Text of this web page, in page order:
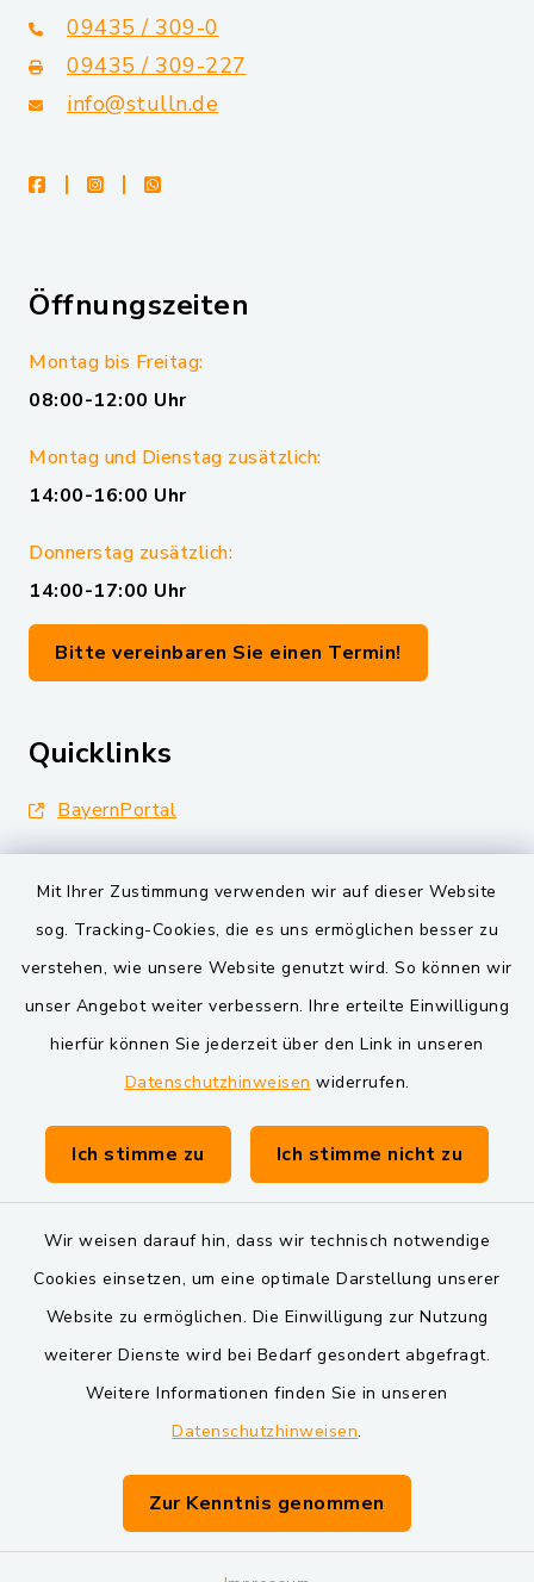
Mit Ihrer Zustimmung verwenden wir auf dieser Website
sog. Tracking-Cookies, die es uns ermöglichen besser zu
verstehen, wie unsere Website genutzt wird. So können wir
unser Angebot weiter verbessern. Ihre erteilte Einwilligung
hierfür können Sie jederzeit über den Link in unseren
Datenschutzhinweisen widerrufen.
Ich stimme zu Ich stimme nicht zu
Wir weisen darauf hin, dass wir technisch notwendige
Cookies einsetzen, um eine optimale Darstellung unserer
Website zu ermöglichen. Die Einwilligung zur Nutzung
weiterer Dienste wird bei Bedarf gesondert abgefragt.
Weitere Informationen finden Sie in unseren
Datenschutzhinweisen.
Zur Kenntnis genommen
09435 / 309-0
09435 / 309-227
info@stulln.de
facebookinstagramwhatsapp
Öffnungszeiten
Montag bis Freitag:
08:00-12:00 Uhr
Montag und Dienstag zusätzlich:
14:00-16:00 Uhr
Donnerstag zusätzlich:
14:00-17:00 Uhr
Bitte vereinbaren Sie einen Termin!
Quicklinks
BayernPortal
Landkreis Schwandorf
VG und Gemeinden
Markt Schwarzenfeld
Gemeinde Schwarzach bei Nabburg
Verwaltungsgemeinschaft Schwarzenfeld
Barrierefreiheit
Impressum